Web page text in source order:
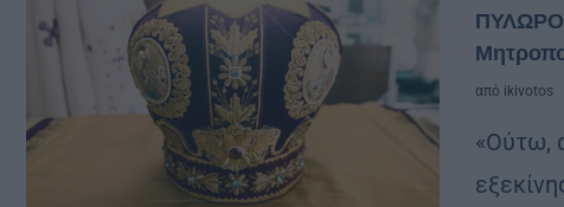
από ikivotos
«Ούτω,